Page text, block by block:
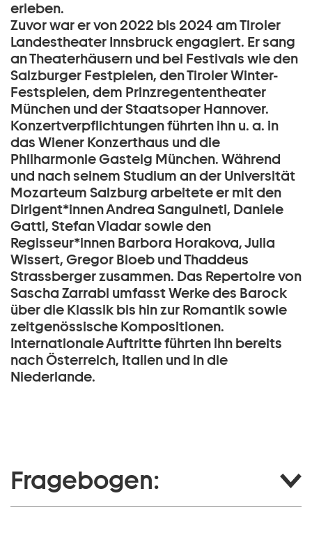
erleben.
Zuvor war er von 2022 bis 2024 am Tiroler
Landestheater Innsbruck engagiert. Er sang
an Theaterhäusern und bei Festivals wie den
Salzburger Festpielen, den Tiroler Winter-
Festspielen, dem Prinzregententheater
München und der Staatsoper Hannover.
Konzertverpflichtungen führten ihn u. a. in
das Wiener Konzerthaus und die
Philharmonie Gasteig München. Während
und nach seinem Studium an der Universität
Mozarteum Salzburg arbeitete er mit den
Dirigent*innen Andrea Sanguineti, Daniele
Gatti, Stefan Vladar sowie den
Regisseur*innen Barbora Horakova, Julia
Wissert, Gregor Bloeb und Thaddeus
Strassberger zusammen. Das Repertoire von
Sascha Zarrabi umfasst Werke des Barock
über die Klassik bis hin zur Romantik sowie
zeitgenössische Kompositionen.
Internationale Auftritte führten ihn bereits
nach Österreich, Italien und in die
Niederlande.
Fragebogen: